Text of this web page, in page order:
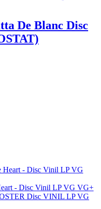
Blanc Disc
- Disc Vinil LP VG VG+